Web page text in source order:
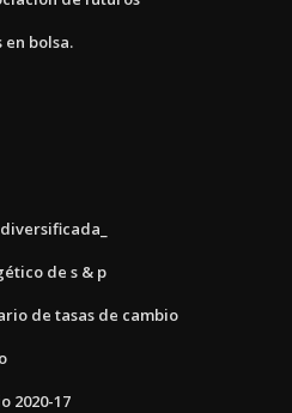
en bolsa.
de s & p
de tasas de cambio
2020-17